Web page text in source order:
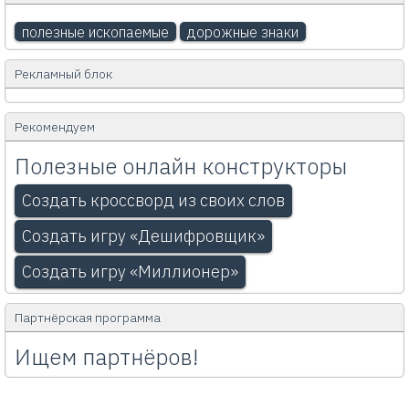
полезные ископаемые дорожные знаки
Рекламный блок
Рекомендуем
Полезные онлайн конструкторы
Создать кроссворд из своих слов
Создать игру «Дешифровщик»
Создать игру «Миллионер»
Партнёрская программа
Ищем партнёров!